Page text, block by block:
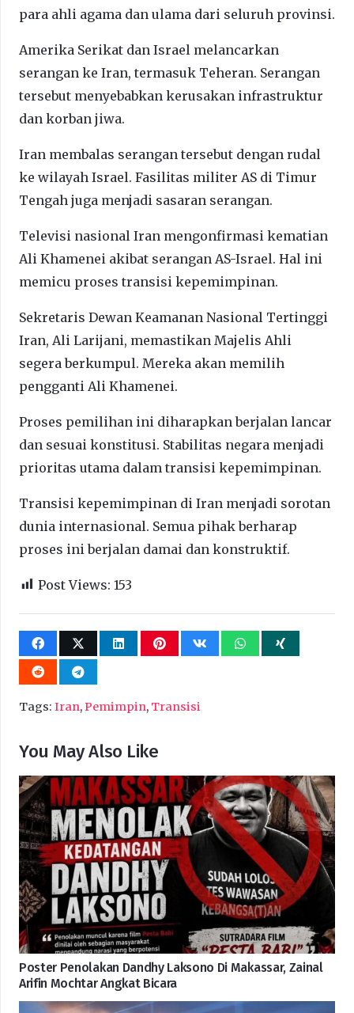
para ahli agama dan ulama dari seluruh provinsi.
Amerika Serikat dan Israel melancarkan
serangan ke Iran, termasuk Teheran. Serangan
tersebut menyebabkan kerusakan infrastruktur
dan korban jiwa.
Iran membalas serangan tersebut dengan rudal
ke wilayah Israel. Fasilitas militer AS di Timur
Tengah juga menjadi sasaran serangan.
Televisi nasional Iran mengonfirmasi kematian
Ali Khamenei akibat serangan AS-Israel. Hal ini
memicu proses transisi kepemimpinan.
Sekretaris Dewan Keamanan Nasional Tertinggi
Iran, Ali Larijani, memastikan Majelis Ahli
segera berkumpul. Mereka akan memilih
pengganti Ali Khamenei.
Proses pemilihan ini diharapkan berjalan lancar
dan sesuai konstitusi. Stabilitas negara menjadi
prioritas utama dalam transisi kepemimpinan.
Transisi kepemimpinan di Iran menjadi sorotan
dunia internasional. Semua pihak berharap
proses ini berjalan damai dan konstruktif.
Post Views: 153
Tags: Iran,Pemimpin, Transisi
You May Also Like
Poster Penolakan Dandhy Laksono Di Makassar, Zainal
Arifin Mochtar Angkat Bicara